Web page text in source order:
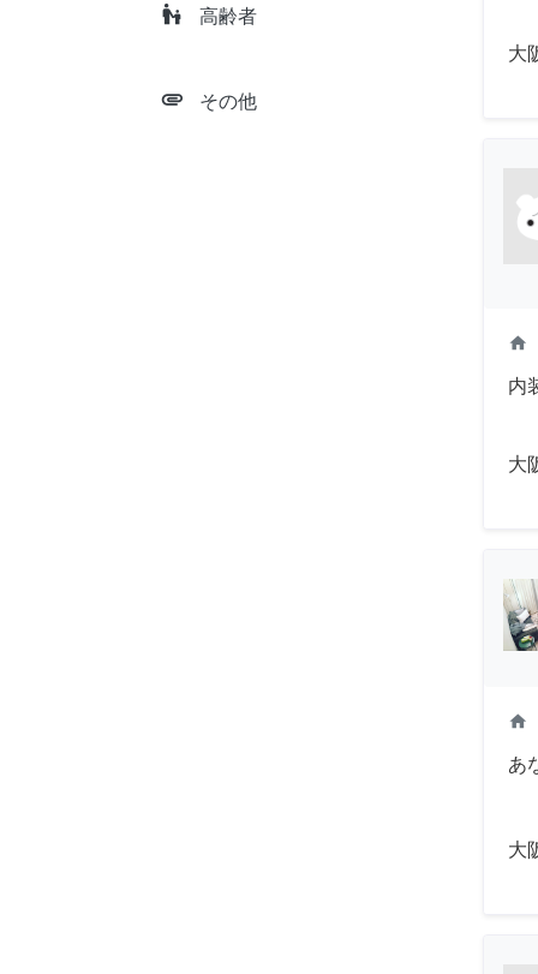
escalator_warning 高齢者
attachment その他
大
home
内
大
home
あ
大